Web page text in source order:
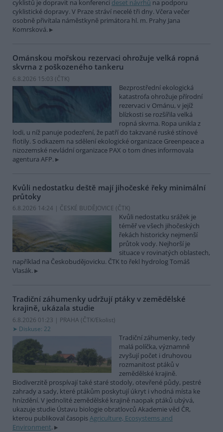
cyklistů je dopravit na konferenci deset návrhů na podporu
cyklistické dopravy. V Praze stráví necelé tři dny. Včera večer
osobně přivítala náměstkyně primátora hl. m. Prahy Jana
Komrsková.
Ománskou mořskou rezervaci ohrožuje velká ropná
skvrna z poškozeného tankeru
6.8.2026 15:03 (ČTK)
Bezprostřední ekologická
katastrofa ohrožuje přírodní
rezervaci v Ománu, v jejíž
blízkosti se rozšířila velká
ropná skvrna. Ropa unikla z
lodi, u níž panuje podezření, že patří do takzvané ruské stínové
flotily. S odkazem na sdělení ekologické organizace Greenpeace a
nizozemské nevládní organizace PAX o tom dnes informovala
agentura AFP.
Kvůli nedostatku deště mají jihočeské řeky minimální
průtoky
6.8.2026 14:24 | ČESKÉ BUDĚJOVICE (ČTK)
Kvůli nedostatku srážek je
téměř ve všech jihočeských
řekách historicky nejmenší
průtok vody. Nejhorší je
situace v rovinatých oblastech,
například na Českobudějovicku. ČTK to řekl hydrolog Tomáš
Vlasák.
Tradiční záhumenky udržují ptáky v zemědělské
krajině, ukázala studie
6.8.2026 01:23 | PRAHA (ČTK/Ekolist)
Diskuse: 22
Tradiční záhumenky, tedy
malá políčka, významně
zvyšují počet i druhovou
rozmanitost ptáků v
zemědělské krajině.
Biodiverzitě prospívají také staré stodoly, otevřené půdy, pestré
zahrady a sady, které ptákům poskytují úkryt i vhodná místa ke
hnízdění. V jednolité zemědělské krajině naopak ptáků ubývá,
ukazuje studie Ústavu biologie obratlovců Akademie věd ČR,
kterou publikoval časopisAgriculture, Ecosystems and
Environment.